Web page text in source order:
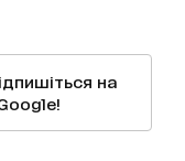
на